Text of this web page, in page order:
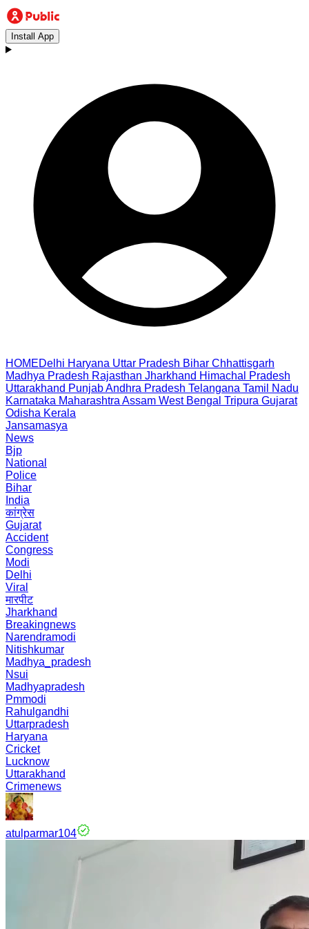
Install App
HOMEDelhi Haryana Uttar Pradesh Bihar Chhattisgarh
Madhya Pradesh Rajasthan Jharkhand Himachal Pradesh
Uttarakhand PunjabAndhra Pradesh Telangana Tamil Nadu
Karnataka Maharashtra Assam West Bengal Tripura Gujarat
Odisha Kerala
Jansamasya
News
Bjp
National
Police
Bihar
India
कांग्रेस
Gujarat
Accident
Congress
Modi
Delhi
Viral
मारपीट
Jharkhand
Breakingnews
Narendramodi
Nitishkumar
Madhya_pradesh
Nsui
Madhyapradesh
Pmmodi
Rahulgandhi
Uttarpradesh
Haryana
Cricket
Lucknow
Uttarakhand
Crimenews
atulparmar104